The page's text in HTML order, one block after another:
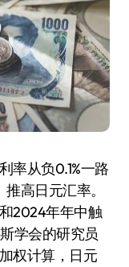
率从负0.1%一路
高日元汇率。
2024年年中触
学会的研究员
权计算，日元